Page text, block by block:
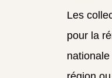
Les
pour la